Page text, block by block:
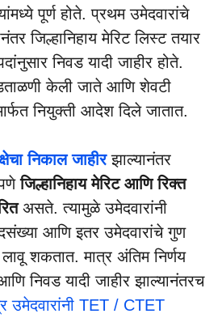
पूर्ण होते. प्रथम उमेदवारांचे
जिल्हानिहाय मेरिट लिस्ट तयार
निवड यादी जाहीर होते.
केली जाते आणि शेवटी
नियुक्ती आदेश दिले जातात.
निकाल जाहीरझाल्यानंतर
जिल्हानिहाय मेरिट आणि रिक्त
असते. त्यामुळे उमेदवारांनी
आणि इतर उमेदवारांचे गुण
शकतात. मात्र अंतिम निर्णय
निवड यादी जाहीर झाल्यानंतरच
उमेदवारांनी TET / CTET